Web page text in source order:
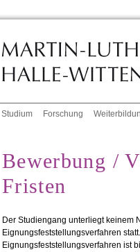
Studium Forschung
Bewerbung /
Fristen
Der Studiengang unterliegt keinem
Eignungsfeststellungsverfahren
Eignungsfeststellungsverfahren ist